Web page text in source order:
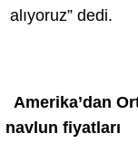
alıyoruz” dedi.
Amerika’dan
navlun fiyatları